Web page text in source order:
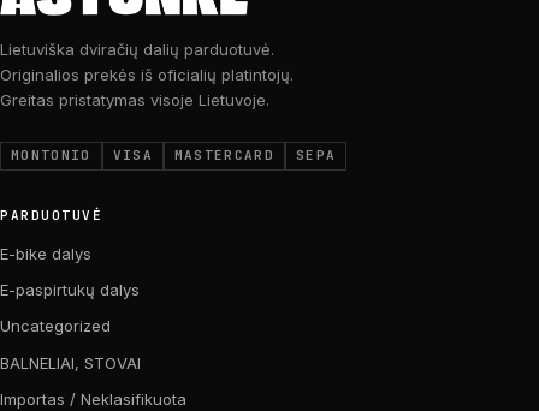
Lietuviška dviračių dalių parduotuvė.
Originalios prekės iš oficialių platintojų.
Greitas pristatymas visoje Lietuvoje.
MONTONIO VISA MASTERCARD SEPA
PARDUOTUVĖ
E-bike dalys
E-paspirtukų dalys
Uncategorized
BALNELIAI, STOVAI
Importas / Neklasifikuota